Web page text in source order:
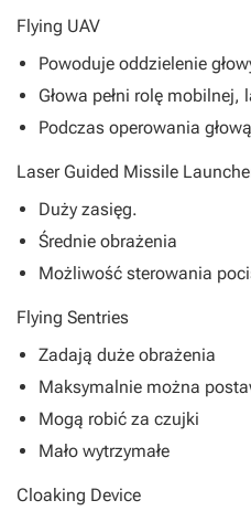
Flying UAV
Powoduje oddzielenie
Głowa pełni rolę mobilnej,
Podczas operowania
Laser Guided Missile
Duży zasięg.
Średnie obrażenia
Możliwość sterowania
Flying Sentries
Zadają duże obrażenia
Maksymalnie można
Mogą robić za czujki
Mało wytrzymałe
Cloaking Device